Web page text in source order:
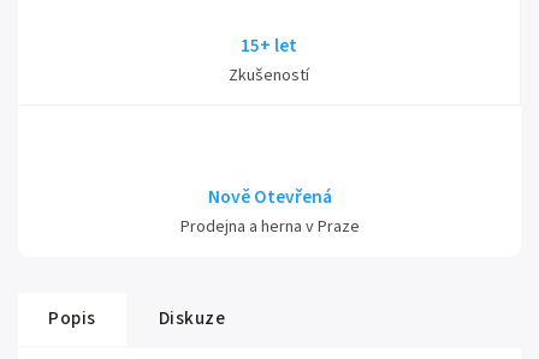
15+ let
Zkušeností
Nově Otevřená
Prodejna a herna v Praze
Popis Diskuze